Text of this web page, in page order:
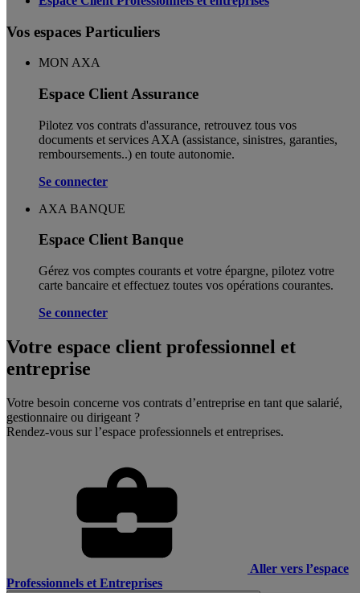
Vos espaces Particuliers
MON AXA
Espace Client Assurance
Pilotez vos contrats d'assurance, retrouvez tous vos
documents et services AXA (assistance, sinistres, garanties,
remboursements..) en toute autonomie. ​
Se connecter
AXA BANQUE
Espace Client Banque
Gérez vos comptes courants et votre épargne, pilotez votre
carte bancaire et effectuez toutes vos opérations courantes.
Se connecter
Votre espace client professionnel et
entreprise
Votre besoin concerne vos contrats d’entreprise en tant que salarié,
gestionnaire ou dirigeant ?
Rendez-vous sur l’espace professionnels et entreprises.
Aller vers l’espace
Professionnels et Entreprises